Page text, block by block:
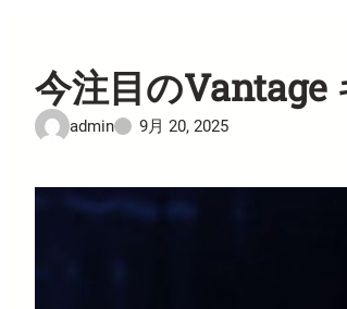
今注目のVantage
admin 9月 20, 2025